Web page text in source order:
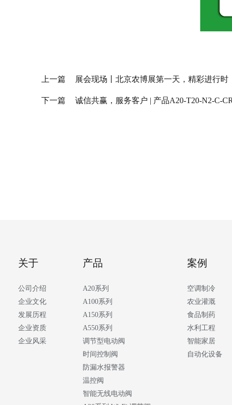
上一篇 展会现场丨北京农博展第一天，精彩进行时
下一篇 诚信共赢，服务客户 | 产品A20-T20-N2-C-
关于
公司介绍
企业文化
发展历程
企业资质
企业风采
产品
A20系列
A100系列
A150系列
A550系列
调节型电动阀
时间控制阀
防漏水报警器
温控阀
智能无线电动阀
案例
空调制冷
农业灌溉
食品制药
水利工程
智能家居
自动化设备